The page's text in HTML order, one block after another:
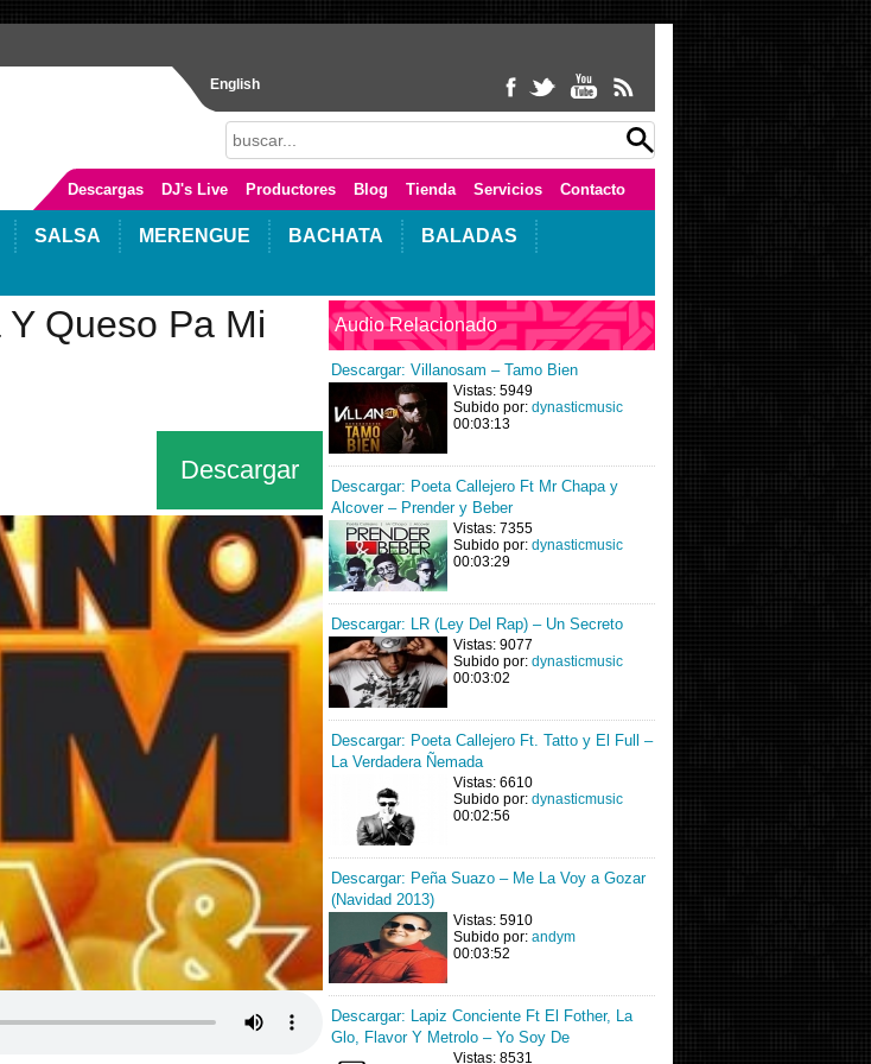
English
Descargas DJ's Live Productores Blog Tienda Servicios Contacto
SALSA MERENGUE BACHATA
BALADAS
Queso Pa Mi
Descargar
Audio Relacionado
Descargar: Villanosam – Tamo Bien
Vistas: 5949
Subido por: dynasticmusic
00:03:13
Descargar: Poeta Callejero Ft Mr Chapa y
Alcover – Prender y Beber
Vistas: 7355
Subido por: dynasticmusic
00:03:29
Descargar: LR (Ley Del Rap) – Un Secreto
Vistas: 9077
Subido por: dynasticmusic
00:03:02
Descargar: Poeta Callejero Ft. Tatto y El Full –
La Verdadera Ñemada
Vistas: 6610
Subido por: dynasticmusic
00:02:56
Descargar: Peña Suazo – Me La Voy a Gozar
(Navidad 2013)
Vistas: 5910
Subido por: andym
00:03:52
Descargar: Lapiz Conciente Ft El Fother, La
Glo, Flavor Y Metrolo – Yo Soy De
Vistas: 8531